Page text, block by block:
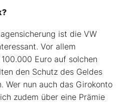
ist die VW
Vor allem
Euro auf solchen
den Schutz des Geldes
Wer nun auch das Girokonto
zudem über eine Prämie